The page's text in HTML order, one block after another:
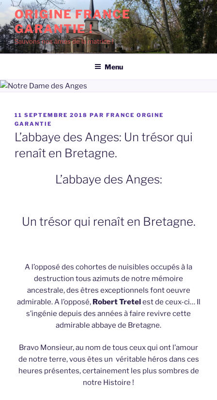
Aller
contenu
principal
ORIGINE FRANCE
GARANTIE !
Sauvons nos âmes de la matrice !
Menu
PUBLIÉ
LE
11 SEPTEMBRE 2018 PAR FRANCE ORGINE
GARANTIE
L’abbaye des Anges: Un trésor qui
renaît en Bretagne.
L’abbaye des Anges:
Un trésor qui renaît en Bretagne.
A l’opposé des cohortes de nuisibles occupés à la
destruction tous azimuts de notre mémoire
ancestrale, des êtres exceptionnels font oeuvre
admirable. A l’opposé, Robert Tretelest de ceux-ci… Il
s’ingénie depuis des années à faire revivre cette
admirable abbaye de Bretagne.
Bravo Monsieur, au nom de tous ceux qui ont l’amour
de notre terre, vous êtes un véritable héros dans ces
heures présentes, certainement les plus sombres de
notre Histoire !